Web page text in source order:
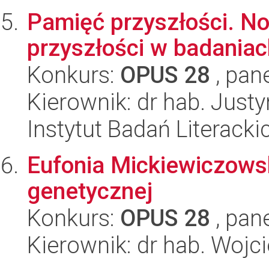
Pamięć przyszłości.
przyszłości w
Konkurs: OPUS 28 ,
Kierownik: dr hab.
Instytut Badań
Eufonia
genetycznej
Konkurs: OPUS 28 ,
Kierownik: dr hab.